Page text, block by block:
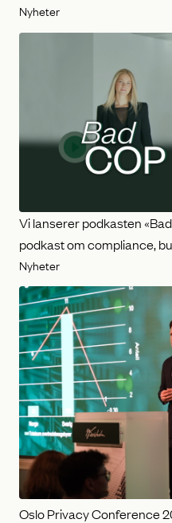
Nyheter
Vi lanserer podkasten
podkast om compliance,
Nyheter
Oslo Privacy Conference